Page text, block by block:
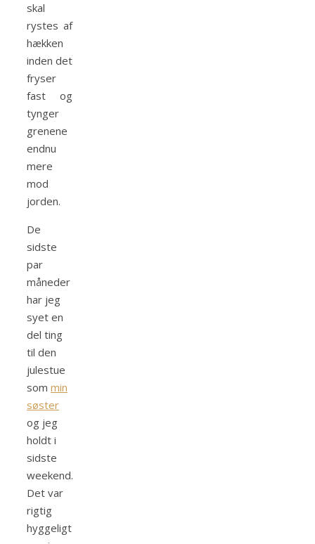
skal
rystes af
hækken
inden det
fryser
fast og
tynger
grenene
endnu
mere
mod
jorden.
De
sidste
par
måneder
har jeg
syet en
del ting
til den
julestue
som min
søster
og jeg
holdt i
sidste
weekend.
Det var
rigtig
hyggeligt